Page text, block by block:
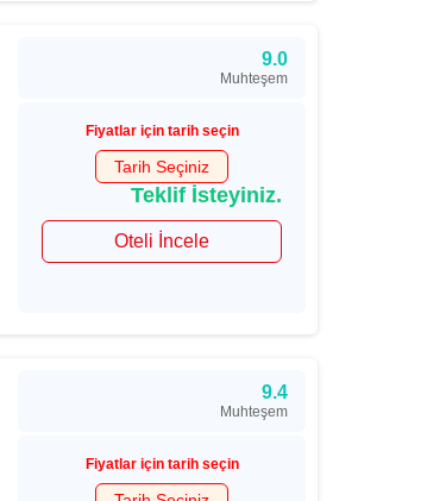
9.0
Muhteşem
Fiyatlar için tarih seçin
Tarih Seçiniz
Teklif İsteyiniz.
Oteli İncele
9.4
Muhteşem
Fiyatlar için tarih seçin